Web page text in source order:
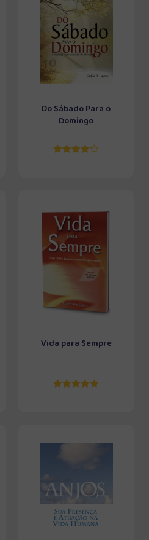
Do Sábado Para o
Domingo
Vida para Sempre